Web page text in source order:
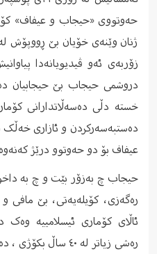
حەوتووی «حیجاب و عیفاف»
ژنان وێنەی خۆیان بێ ڕووپۆش
زۆربەی ئەو ڤیدیویانەدا
دروشمی حیجاب بێ حیجابیان
خستە دڵی دەسەڵاتدارانی
دەستبەسەرکردن و ئازاری
عیفاف بۆ دو حەوتوو درێژ
حیجاب چ بەزۆر بێت و چ بە
رەگەزی، کۆیلەیەتی، بێ مافی
ئاڵای کۆماری ئیسلامییە وەک
رەشی زیاتر لە ٤٠